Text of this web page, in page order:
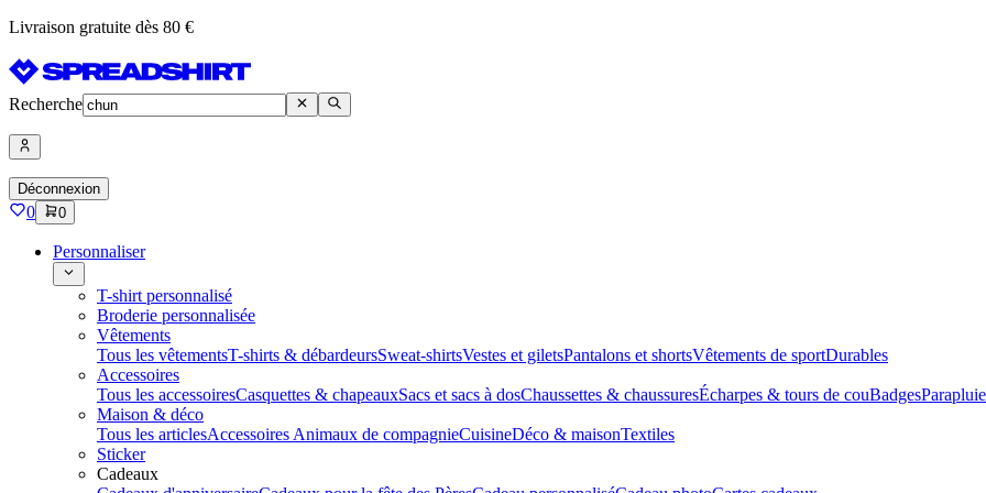
Livraison gratuite dès 80 €
Recherche
Déconnexion
0 0
Personnaliser
T-shirt personnalisé
Broderie personnalisée
Vêtements
Tous les vêtementsT-shirts & débardeursSweat-shirtsVestes et giletsPantalons et shortsVêtements de sportDurables
Accessoires
Tous les accessoiresCasquettes & chapeauxSacs et sacs à dosChaussettes & chaussuresÉcharpes & tours de couBadges
Maison & déco
Tous les articlesAccessoires Animaux de compagnieCuisineDéco & maisonTextiles
Sticker
Cadeaux